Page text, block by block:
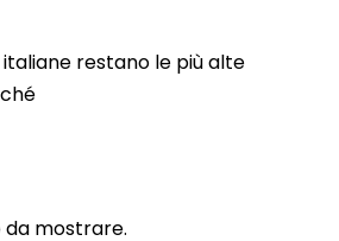
restano le più alte
da mostrare.